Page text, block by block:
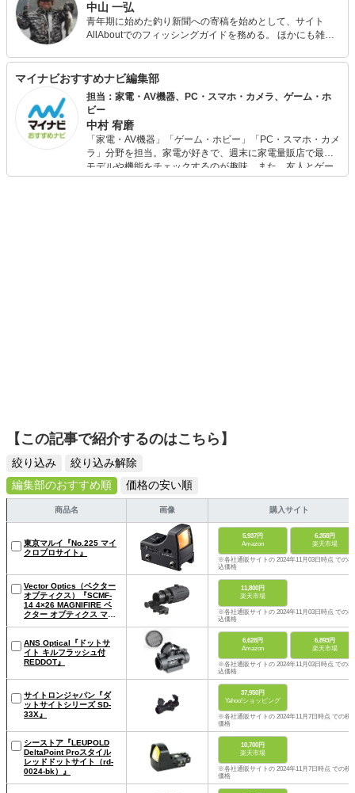
中山 一弘
青年期に始めた釣り新聞への寄稿を始めとして、サイト
AllAboutでのフィッシングガイドを務める。 ほかにも雑誌
どでの執筆多数。 今も休日には必ず海山湖を駆けまわって
いる自然派で、あらゆるジャンルの釣りを体験し、季節に
合わせて日本中の旬な魚を追っている。 キャンプ用品は、
あえて払い下げのミリタリー系ギアで揃えるマニアな一面
も。
マイナビおすすめナビ編集部
担当：家電・AV機器、PC・スマホ・カメラ、ゲーム・ホ
ビー
中村 宥磨
「家電・AV機器」「ゲーム・ホビー」「PC・スマホ・カメ
ラ」分野を担当。家電が好きで、週末に家電量販店で最新
モデルや機能をチェックするのが趣味。また、友人とゲー
ムを楽しみながら、新作タイトルやイベント情報もいち早
【この記事で紹介するのはこちら】
絞り込み
絞り込み解除
編集部のおすすめ順
価格の安い順
商品名 画像 購入サイト
東京マルイ『No.225 マイ
クロプロサイト』
5,937円
Amazon
6,358円
楽天市場
※各社通販サイトの 2024年11月03日時点 での税
込価格
Vector Optics（ベクター
オプティクス）『SCMF-
14 4×26 MAGNIFIRE ベ
クター オプティクス マー
11,800円
楽天市場
※各社通販サイトの 2024年11月03日時点 での税
込価格
ANS Optical『ドットサ
イト キルフラッシュ付
REDDOT』
6,628円
Amazon
6,893円
楽天市場
※各社通販サイトの 2024年11月03日時点 での税
込価格
サイトロンジャパン『ダ
ットサイトシリーズ SD-
33X』
37,950円
Yahoo!ショッピング
※各社通販サイトの 2024年11月7日時点 での税
価格
シーストア『LEUPOLD
DeltaPoint Proスタイル
レッドドットサイト（rd-
0024-bk）』
10,700円
楽天市場
※各社通販サイトの 2024年11月7日時点 での税
価格